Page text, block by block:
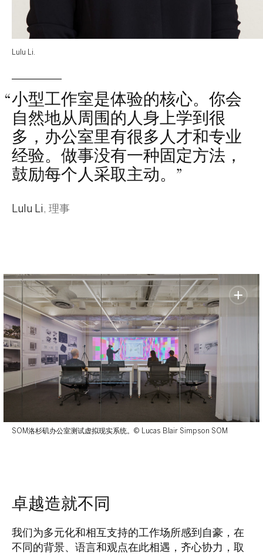
Lulu Li.
“小型工作室是体验的核心。你会
自然地从周围的人身上学到很
多，办公室里有很多人才和专业
经验。做事没有一种固定方法，
鼓励每个人采取主动。 ”
Lulu Li, 理事
SOM洛杉矶办公室测试虚拟现实系统。© Lucas Blair Simpson SOM
卓越造就不同
我们为多元化和相互支持的工作场所感到自豪，在
不同的背景、语言和观点在此相遇，齐心协力，取